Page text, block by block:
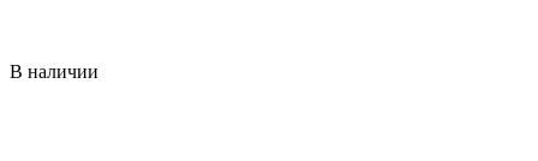
В наличии